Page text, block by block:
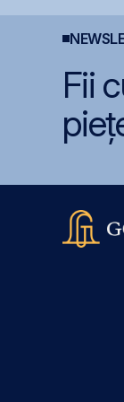
Fii